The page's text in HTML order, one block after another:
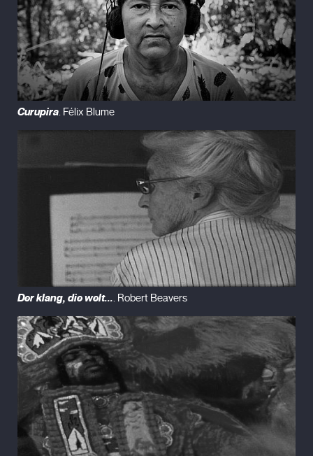
Curupira. Félix Blume
Der klang, die welt.... Robert Beavers